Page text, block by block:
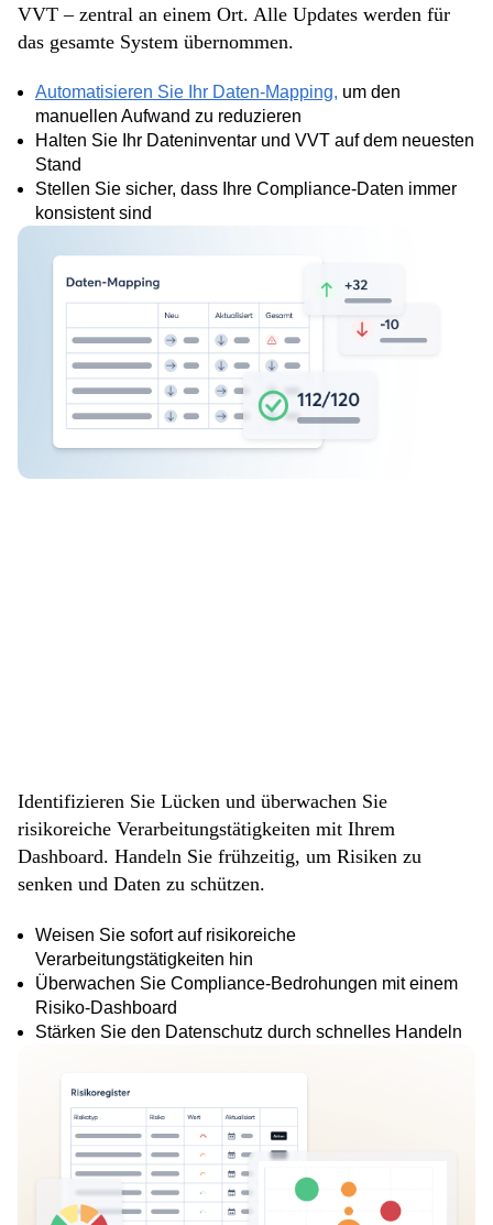
VVT – zentral an einem Ort. Alle Updates werden für
das gesamte System übernommen.
Automatisieren Sie Ihr Daten-Mapping, um den
manuellen Aufwand zu reduzieren
Halten Sie Ihr Dateninventar und VVT auf dem neuesten
Stand
Stellen Sie sicher, dass Ihre Compliance-Daten immer
konsistent sind
Identifizieren Sie Lücken und überwachen Sie
risikoreiche Verarbeitungstätigkeiten mit Ihrem
Dashboard. Handeln Sie frühzeitig, um Risiken zu
senken und Daten zu schützen.
Weisen Sie sofort auf risikoreiche
Verarbeitungstätigkeiten hin
Überwachen Sie Compliance-Bedrohungen mit einem
Risiko-Dashboard
Stärken Sie den Datenschutz durch schnelles Handeln